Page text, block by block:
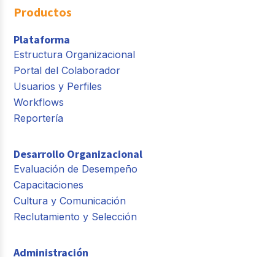
Productos
Plataforma
Estructura Organizacional
Portal del Colaborador
Usuarios y Perfiles
Workflows
Reportería
Desarrollo Organizacional
Evaluación de Desempeño
Capacitaciones
Cultura y Comunicación
Reclutamiento y Selección
Administración